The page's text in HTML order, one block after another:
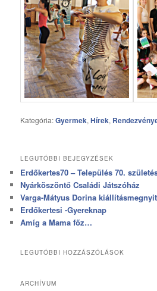
Kategória:Gyermek,Hírek,
LEGUTÓBBI BEJEGYZÉSEK
Erdőkertes70 – Település 70.
Nyárköszöntő Családi Játszóház
Varga-Mátyus Dorina
Erdőkertesi -Gyereknap
Amíg a Mama főz…
LEGUTÓBBI HOZZÁSZÓLÁSOK
ARCHÍVUM